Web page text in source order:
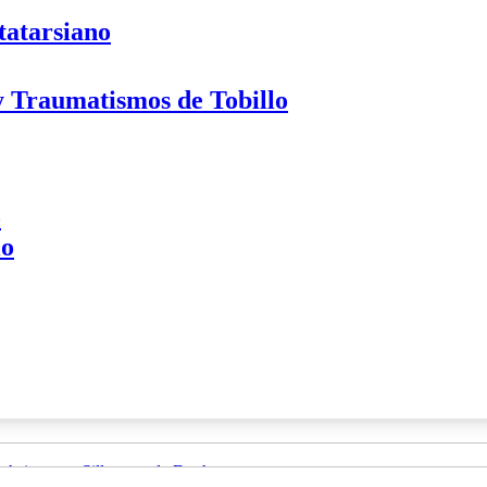
de Tobillo
Asientos y Sillas para la Ducha